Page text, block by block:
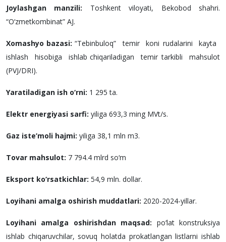
Joylashgan manzili: Toshkent viloyati, Bekobod shahri.
“O‘zmetkombinat” AJ.
Xomashyo bazasi: “Tebinbuloq” temir koni rudalarini kayta
ishlash hisobiga ishlab chiqariladigan temir tarkibli mahsulot
(PVJ/DRI).
Yaratiladigan ish o‘rni: 1 295 ta.
Elektr energiyasi sarfi: yiliga 693,3 ming MVt/s.
Gaz iste’moli hajmi: yiliga 38,1 mln m3.
Tovar mahsulot: 7 794.4 mlrd so‘m
Eksport ko‘rsatkichlar: 54,9 mln. dollar.
Loyihani amalga oshirish muddatlari: 2020-2024-yillar.
Loyihani amalga oshirishdan maqsad: po‘lat konstruksiya
ishlab chiqaruvchilar, sovuq holatda prokatlangan listlarni ishlab